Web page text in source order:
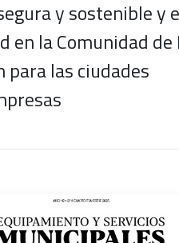
y sostenible
en la Comunidad
para las ciudades